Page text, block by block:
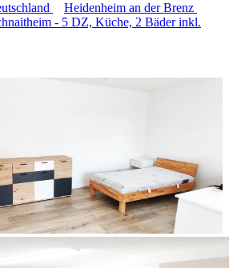
Heidenheim an der Brenz
- 5 DZ, Küche, 2 Bäder inkl.